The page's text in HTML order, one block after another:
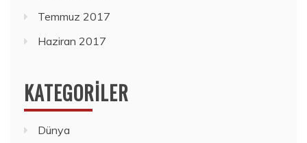
Temmuz 2017
Haziran 2017
KATEGORILER
Dünya